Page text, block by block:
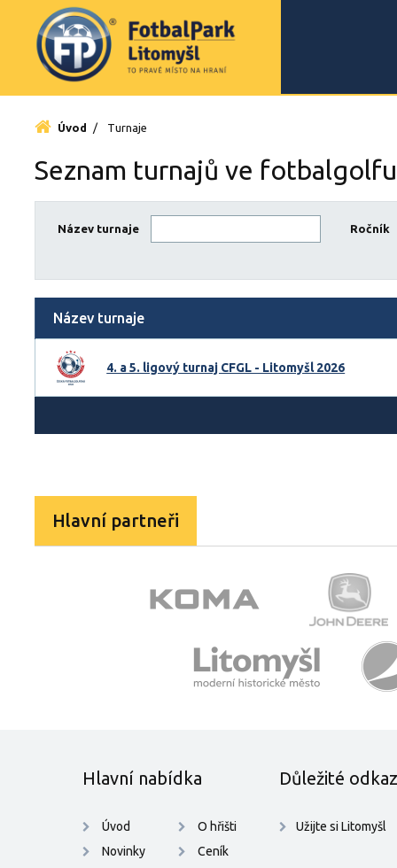
Úvod / Turnaje
Seznam turnajů ve
Název turnaje Ročník
Název turnaje
4. a 5. ligový turnaj CFGL - Litomyšl 2026
Hlavní partneři
Hlavní nabídka
Úvod
Novinky
O hřišti
Ceník
Důležité
Užijte si Litomyšl